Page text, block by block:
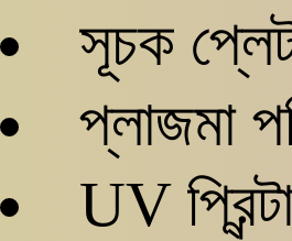
সূচক
প্লাজমা
UV